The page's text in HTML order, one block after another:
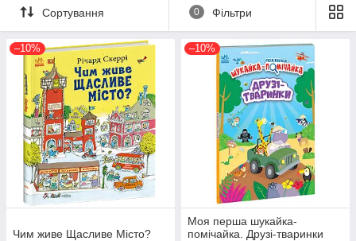
Сортування 0 Фільтри
–10%
Чим живе Щасливе Місто?
–10%
Моя перша шукайка-
помічайка. Друзі-тваринки